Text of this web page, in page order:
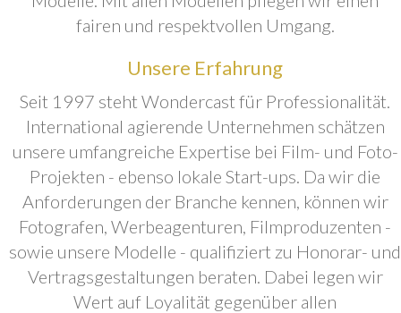
fairen und respektvollen Umgang.
Unsere Erfahrung
Seit 1997 steht Wondercast für Professionalität.
International agierende Unternehmen schätzen
unsere umfangreiche Expertise bei Film- und Foto-
Projekten - ebenso lokale Start-ups. Da wir die
Anforderungen der Branche kennen, können wir
Fotografen, Werbeagenturen, Filmproduzenten -
sowie unsere Modelle - qualifiziert zu Honorar- und
Vertragsgestaltungen beraten. Dabei legen wir
Wert auf Loyalität gegenüber allen